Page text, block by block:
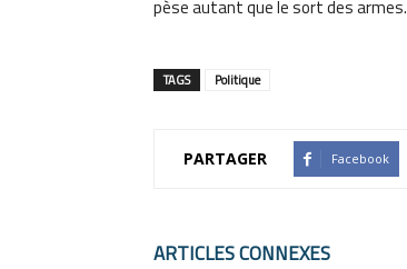
pèse autant que le sort des armes.
TAGS Politique
PARTAGER Facebook
ARTICLES CONNEXES